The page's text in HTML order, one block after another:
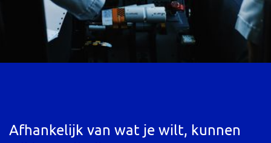
Afhankelijk van wat je wilt, kunnen